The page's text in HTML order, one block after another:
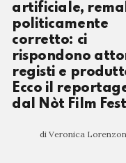
artificiale,
politicamente
corretto: ci
rispondono
registi e
Ecco il
dal Nòt Film Fest
di Veronica Lorenzon